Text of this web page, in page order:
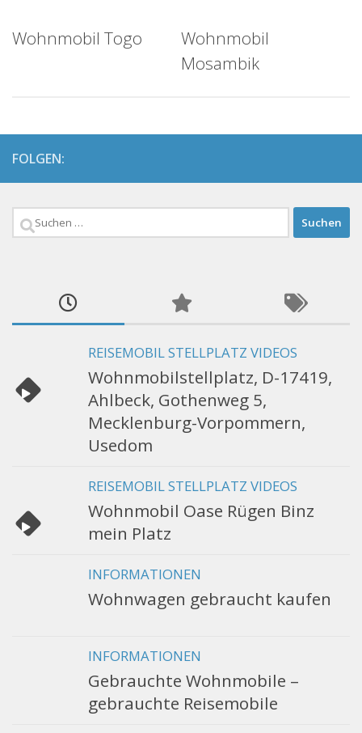
Wohnmobil Togo
Wohnmobil
Mosambik
FOLGEN:
Suchen
REISEMOBIL STELLPLATZ VIDEOS
Wohnmobilstellplatz, D-17419,
Ahlbeck, Gothenweg 5,
Mecklenburg-Vorpommern,
Usedom
REISEMOBIL STELLPLATZ VIDEOS
Wohnmobil Oase Rügen Binz
mein Platz
INFORMATIONEN
Wohnwagen gebraucht kaufen
INFORMATIONEN
Gebrauchte Wohnmobile –
gebrauchte Reisemobile